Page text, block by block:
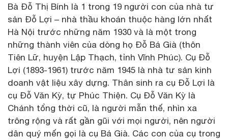
Bà Đỗ Thị Bính là 1 trong 19 người con của nhà tư
sản Đỗ Lợi – nhà thầu khoán thuộc hàng lớn nhất
Hà Nội trước những năm 1930 và là một trong
những thành viên của dòng họ Đỗ Bá Già (thôn
Tiên Lữ, huyện Lập Thạch, tỉnh Vĩnh Phúc). Cụ Đỗ
Lợi (1893-1961) trước năm 1945 là nhà tư sản kinh
doanh vật liệu xây dựng. Thân sinh ra cụ Đỗ Lợi là
cụ Đỗ Văn Kỳ, tự Phúc Thiện. Cụ Đỗ Văn Kỳ là
Chánh tổng thời cũ, là người mẫn thế, nhìn xa
trông rộng và rất gần gũi với mọi người, nên người
dân quý mến gọi là cụ Bá Già. Các con của cụ trong